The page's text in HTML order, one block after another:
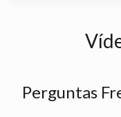
Perguntas